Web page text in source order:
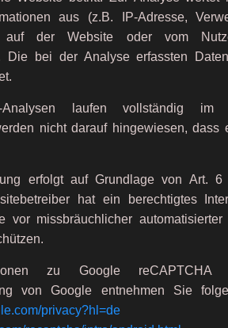
aus (z.B. IP-Adresse,
auf der Website oder vom
Die bei der Analyse erfassten
Analysen laufen vollständig im
nicht darauf hingewiesen, dass
erfolgt auf Grundlage von Art.
hat ein berechtigtes
vor missbräuchlicher automatisierter
zu Google
von Google entnehmen Sie
privacy?hl=de